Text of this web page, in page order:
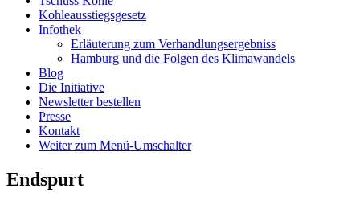
Kohleausstiegsgesetz
Infothek
Erläuterung zum Verhandlungsergebniss
Hamburg und die Folgen des Klimawandels
Blog
Die Initiative
Newsletter bestellen
Presse
Kontakt
Weiter zum Menü-Umschalter
Endspurt